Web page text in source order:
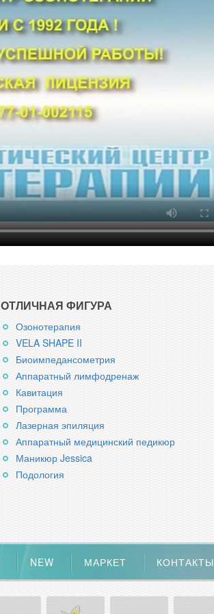
OТЛИЧНАЯ ФИГУРА
Озонотерапия
VELA SHAPE II
Биоимпедансометрия
Аппаратный лимфодренаж
Кавитация
Программа
Лазерная эпиляция
Аппаратный медицинский педикюр
Маникюр Jessica
Подология
NEW МАРКЕТ КОНТАКТЫ